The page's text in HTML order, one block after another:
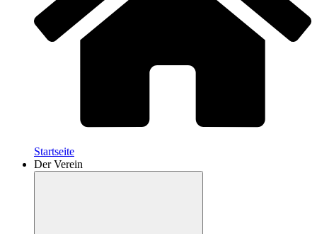
Startseite
Der Verein